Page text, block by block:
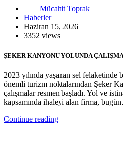
Mücahit Toprak
Haberler
Haziran 15, 2026
3352 views
ŞEKER KANYONU YOLUNDA
2023 yılında yaşanan sel felaketinde
önemli turizm noktalarından Şeker
çalışmalar resmen başladı. Yol ve
kapsamında ihaleyi alan firma,
Continue reading